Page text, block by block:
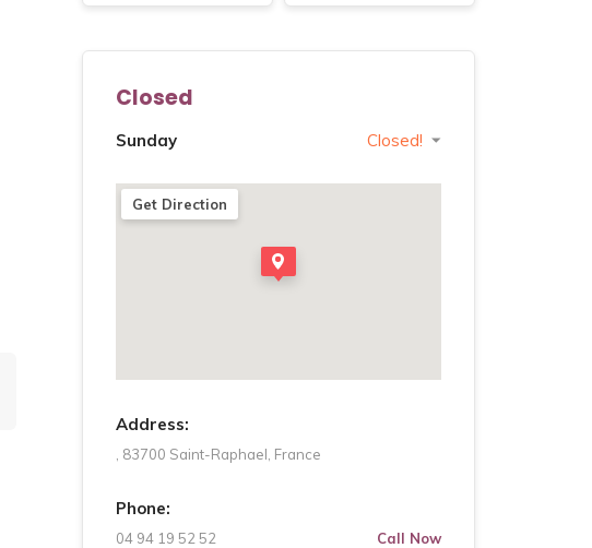
Closed
Sunday Closed!
Get Direction
Address:
, 83700 Saint-Raphael, France
Phone:
04 94 19 52 52 Call Now